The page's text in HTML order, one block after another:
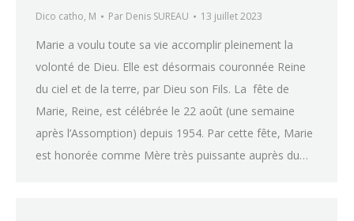
Dico catho, M Par Denis SUREAU 13 juillet 2023
Marie a voulu toute sa vie accomplir pleinement la
volonté de Dieu. Elle est désormais couronnée Reine
du ciel et de la terre, par Dieu son Fils. La fête de
Marie, Reine, est célébrée le 22 août (une semaine
après l’Assomption) depuis 1954. Par cette fête, Marie
est honorée comme Mère très puissante auprès du…